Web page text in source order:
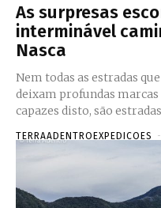
As surpresas
interminável
Nasca
Nem todas as estradas
deixam profundas marcas
capazes disto, são
TERRAADENTROEXPEDICOES -